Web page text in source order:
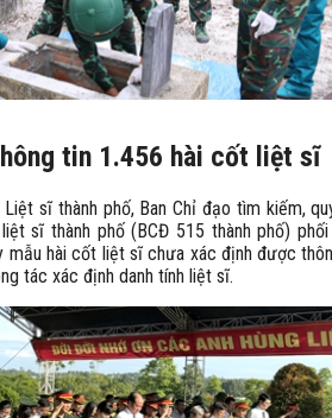
tin 1.456 hài cốt liệt sĩ
sĩ thành phố, Ban Chỉ đạo tìm kiếm,
sĩ thành phố (BCĐ 515 thành phố)
mẫu hài cốt liệt sĩ chưa xác định được
tác xác định danh tính liệt sĩ.